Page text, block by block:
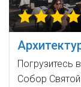
Погрузитесь
Собор